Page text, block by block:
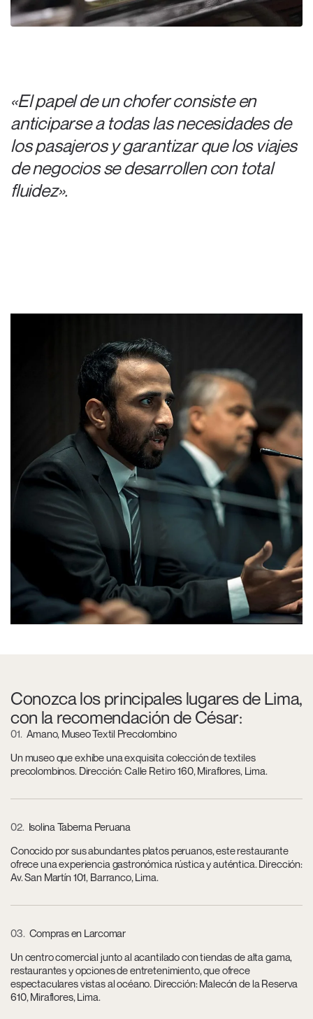
«El papel de un chofer consiste en
anticiparse a todas las necesidades de
los pasajeros y garantizar que los viajes
de negocios se desarrollen con total
fluidez».
Conozca los principales lugares de Lima,
con la recomendación de César:
01 Amano, Museo Textil Precolombino
Un museo que exhibe una exquisita colección de textiles
precolombinos. Dirección: Calle Retiro 160, Miraflores, Lima.
02 Isolina Taberna Peruana
Conocido por sus abundantes platos peruanos, este restaurante
ofrece una experiencia gastronómica rústica y auténtica. Dirección:
Av. San Martín 101, Barranco, Lima.
03 Compras en Larcomar
Un centro comercial junto al acantilado con tiendas de alta gama,
restaurantes y opciones de entretenimiento, que ofrece
espectaculares vistas al océano. Dirección: Malecón de la Reserva
610, Miraflores, Lima.